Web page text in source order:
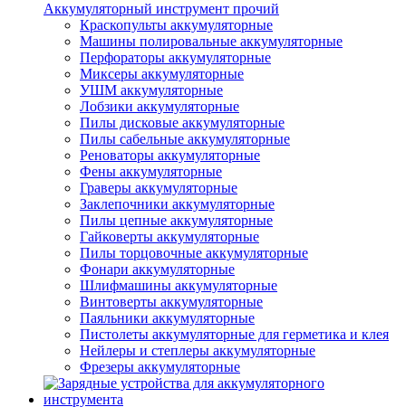
Аккумуляторный инструмент прочий
Краскопульты аккумуляторные
Машины полировальные аккумуляторные
Перфораторы аккумуляторные
Миксеры аккумуляторные
УШМ аккумуляторные
Лобзики аккумуляторные
Пилы дисковые аккумуляторные
Пилы сабельные аккумуляторные
Реноваторы аккумуляторные
Фены аккумуляторные
Граверы аккумуляторные
Заклепочники аккумуляторные
Пилы цепные аккумуляторные
Гайковерты аккумуляторные
Пилы торцовочные аккумуляторные
Фонари аккумуляторные
Шлифмашины аккумуляторные
Винтоверты аккумуляторные
Паяльники аккумуляторные
Пистолеты аккумуляторные для герметика и клея
Нейлеры и степлеры аккумуляторные
Фрезеры аккумуляторные